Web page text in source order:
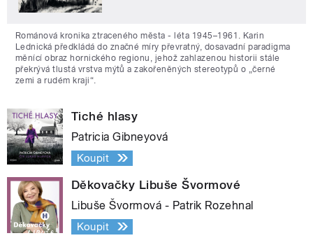
Románová kronika ztraceného města - léta 1945–1961. Karin
Lednická předkládá do značné míry převratný, dosavadní paradigma
měnící obraz hornického regionu, jehož zahlazenou historii stále
překrývá tlustá vrstva mýtů a zakořeněných stereotypů o „černé
zemi a rudém kraji“.
Tiché hlasy
Patricia Gibneyová
Koupit
Děkovačky Libuše Švormové
Libuše Švormová - Patrik Rozehnal
Koupit